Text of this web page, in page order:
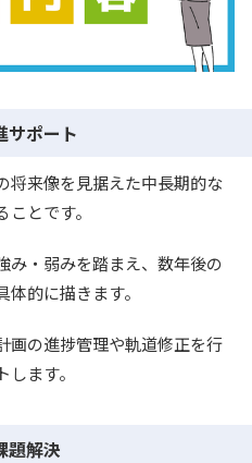
サポート
将来像を見据えた中長期的な
とです。
み・弱みを踏まえ、数年後の
的に描きます。
画の進捗管理や軌道修正を行
ます。
題解決